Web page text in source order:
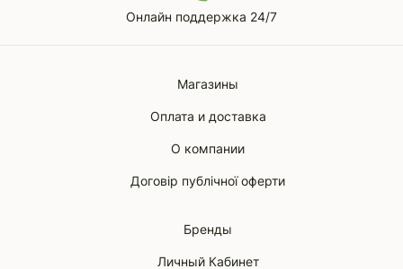
Онлайн поддержка 24/7
Магазины
Оплата и доставка
О компании
Договір публічної оферти
Бренды
Личный Кабинет